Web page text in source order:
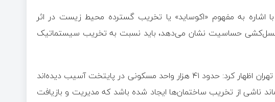
به مفهوم «اکوساید» یا تخریب گسترده محیط زیست در اثر
حساسیت نشان می‌دهد، باید نسبت به تخریب سیستماتیک
وی همچنین با اشاره به خسارت‌های ناشی از جنگ در تهران اظهار کرد: حدود ۴۱ هزار واحد مسکونی در پایتخت آسیب دیده‌اند
تن نخاله و پسماند ناشی از تخریب ساختمان‌ها ایجاد شده باشد که مدیریت و بازیافت